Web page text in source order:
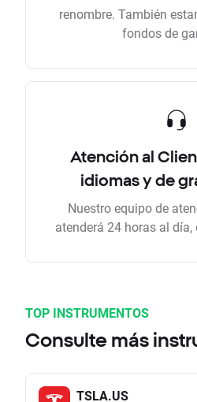
renombre. También
fondos de
Atención al
idiomas y de
Nuestro equipo de
atenderá 24 horas al día,
TOP INSTRUMENTOS
Consulte más
TSLA.US